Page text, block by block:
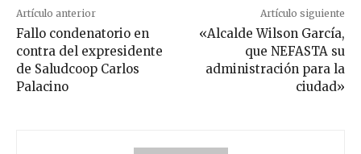
Artículo anterior
Fallo condenatorio en
contra del expresidente
de Saludcoop Carlos
Palacino
Artículo siguiente
«Alcalde Wilson García,
que NEFASTA su
administración para la
ciudad»